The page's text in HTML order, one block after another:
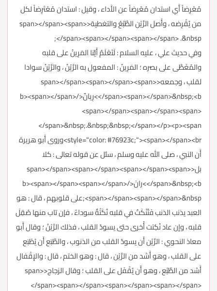
مُعْرِضاً أَي استدان مُعْرِضاً عن الأَداء ، وقيل : استدان مُعْتَرِضاً لكل
من يُقْرِضه ، وأَصل الرَّيْن الطَّبْعُ والتغطية<span></span><span>
</span><span></span><span></span> .&nbsp;
وفي حديث علي ، عليه السلام : لَتَعْلَمُ أَيُّنا المَرِينُ على قلبه
والمُغَطَّى على بصره ؛ المَرِينُ : المفعول به الرَّيْنُ ، والرَّيْنُ سوادا
لقلب ، وجمعه<span></span><span></span><span>
</span><span></span>&nbsp;<b>رِيانٌ</b><span></span>
<span></span><span></span><span>
</span>&nbsp;.&nbsp;&nbsp;</span></p><p><span
style="color: #76923c;"><span></span><br>وروى أَبو هريرة
أَن النبي ، صلى الله عليه وسلم ، سئل عن قوله تعالى : كلا
بل<span></span><span></span><span></span><span>
</span>&nbsp;<b>رانَ</b><span></span><span></span>
<span></span><span></span>&nbsp;على قلوبهم ، قال : هو
العبد يذنب الذنب فَتُنْكَتُ في قلبه نُكَتْةٌ سوداءُ ، فإن تاب منها صُقِلَ
قلبه ، وإن عاد نُكِتت أُخرى حتى يسودّ القلب ، فذلك الرَّيْنُ ؛ وقال أَبو
معاذ النحوي : الرَّيْن أَن يسودّ القلب من الذنوب ، والطَّبَع أَن يُطْبَع
على القلب ، وهو أَشد من الرَّيْن ، قال : وهو الختم ، قال : والإِقْفال
أَشد من الطَّبْع ، وهو أَن يُقْفَل على القلب ؛ وقال الزجاج<span>
</span><span></span><span></span><span></span>